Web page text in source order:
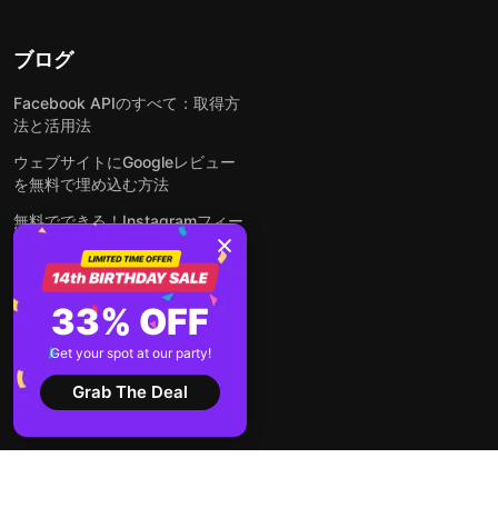
ブログ
Facebook APIのすべて：取得方
法と活用法
ウェブサイトにGoogleレビュー
を無料で埋め込む方法
無料でできる！Instagramフィー
ドをウェブサイトに埋め込む方法
どんなウェブサイトにも無料でフ
ォームを埋め込む方法
WordPressサイトにLinkedInフ
ィードを埋め込む方法は？
全ての投稿を見る
33% OFF
Get your spot at our party!
Grab The Deal